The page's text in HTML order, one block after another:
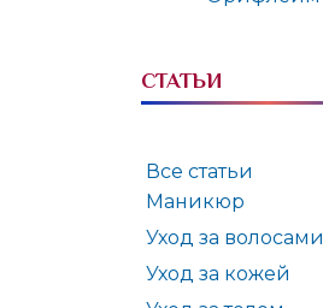
СТАТЬИ
Все статьи
Маникюр
Уход за волосами
Уход за кожей